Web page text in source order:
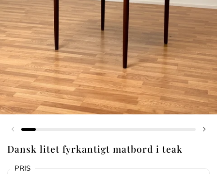
Föregående bild
Dansk litet fyrkantigt matbord i teak
PRIS